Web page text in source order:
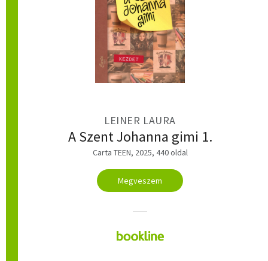
LEINER LAURA
A Szent Johanna gimi 1.
Carta TEEN, 2025, 440 oldal
Megveszem